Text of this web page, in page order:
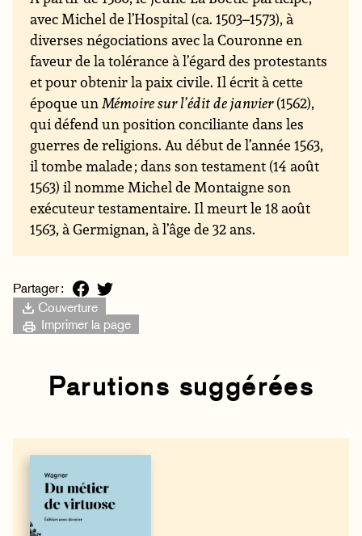
avec Michel de l’Hospital (ca. 1503–1573), à
diverses négociations avec la Couronne en
faveur de la tolérance à l’égard des protestants
et pour obtenir la paix civile. Il écrit à cette
époque un Mémoire sur l’édit de janvier(1562),
qui défend un position conciliante dans les
guerres de religions. Au début de l’année 1563,
il tombe malade ; dans son testament (14 août
1563) il nomme Michel de Montaigne son
exécuteur testamentaire. Il meurt le 18 août
1563, à Germignan, à l’âge de 32 ans.
Partager :
Couverture
Imprimer la page
Parutions suggérées